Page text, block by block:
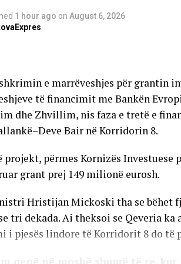
së parë më pak se vitin e
paku 3.000 nxënës më pak. Këtë
me vitin e kaluar, ky numër
nga këta fëmijë ndodhen
për arsim në Komunën e Tetovës
të numrit të nxënësve.
sektor përmendën edhe njoftimin se
çdo nxënës që regjistrohet në
1 hour ago on August 6, 2026
e marrëveshjes për grantin
të financimit me Bankën
dhe Zhvillim, nis faza e tretë e
Bair në Korridorin 8.
projekt, përmes Kornizës
grant prej 149 milionë eurosh.
Hristijan Mickoski tha se bëhet
tri dekada. Ai theksoi se Qeveria
i pjesës lindore të Korridorit 8 do të